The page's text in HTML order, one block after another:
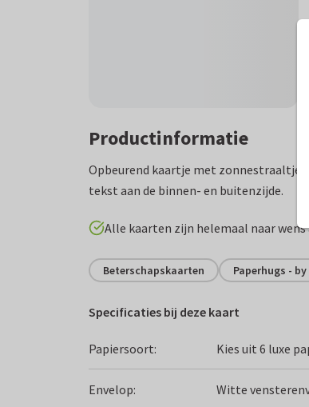
Productinformatie
Opbeurend kaartje met
tekst aan de binnen- en buitenzijde.
Alle kaarten zijn helemaal naar wens
Beterschapskaarten Paperhugs -
Specificaties bij deze kaart
Papiersoort: Kies uit 6 luxe
Envelop: Witte